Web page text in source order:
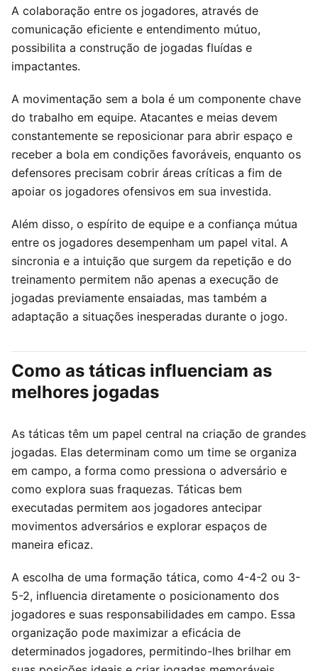
A colaboração entre os jogadores, através de
comunicação eficiente e entendimento mútuo,
possibilita a construção de jogadas fluídas e
impactantes.
A movimentação sem a bola é um componente chave
do trabalho em equipe. Atacantes e meias devem
constantemente se reposicionar para abrir espaço e
receber a bola em condições favoráveis, enquanto os
defensores precisam cobrir áreas críticas a fim de
apoiar os jogadores ofensivos em sua investida.
Além disso, o espírito de equipe e a confiança mútua
entre os jogadores desempenham um papel vital. A
sincronia e a intuição que surgem da repetição e do
treinamento permitem não apenas a execução de
jogadas previamente ensaiadas, mas também a
adaptação a situações inesperadas durante o jogo.
Como as táticas influenciam as
melhores jogadas
As táticas têm um papel central na criação de grandes
jogadas. Elas determinam como um time se organiza
em campo, a forma como pressiona o adversário e
como explora suas fraquezas. Táticas bem
executadas permitem aos jogadores antecipar
movimentos adversários e explorar espaços de
maneira eficaz.
A escolha de uma formação tática, como 4-4-2 ou 3-
5-2, influencia diretamente o posicionamento dos
jogadores e suas responsabilidades em campo. Essa
organização pode maximizar a eficácia de
determinados jogadores, permitindo-lhes brilhar em